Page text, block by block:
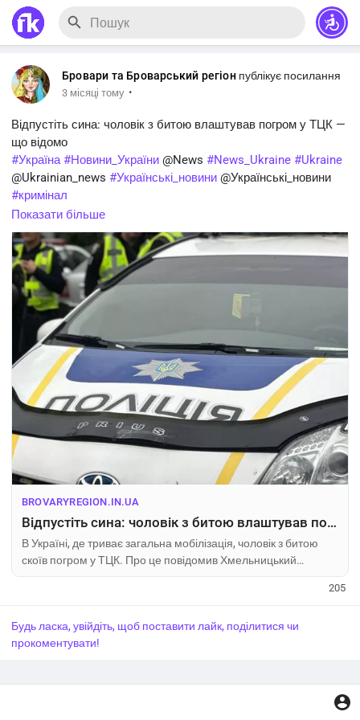
Бровари та Броварський регіон публікує посилання
3 місяці тому ·
Відпустіть сина: чоловік з битою влаштував погром у ТЦК —
що відомо
#Україна #Новини_України @News #News_Ukraine #Ukraine
@Ukrainian_news #Українські_новини @Українські_новини
#кримінал
https://brovaryregion.in.ua/?p=49102
Показати більше
BROVARYREGION.IN.UA
Відпустіть сина: чоловік з битою влаштував погром у ТЦК — що відомо
В Україні, де триває загальна мобілізація, чоловік з битою
скоїв погром у ТЦК. Про це повідомив Хмельницький
обласний ТЦК та СП. «08 травня 2026 року близько 13:15 до
працівниками Національної поліції Ук
205
Будь ласка, увійдіть, щоб поставити лайк, поділитися чи
прокоментувати!